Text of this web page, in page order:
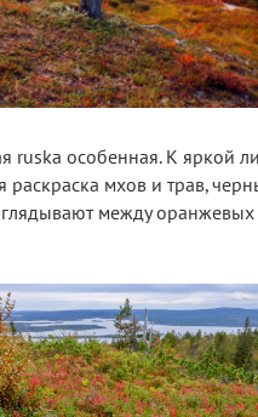
ruska особенная. К яркой
раскраска мхов и трав,
между